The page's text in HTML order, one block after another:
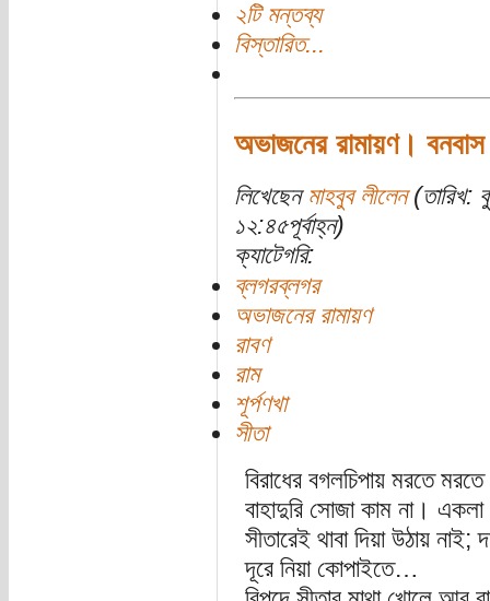
২টি মন্তব্য
বিস্তারিত...
অভাজনের রামায়ণ।
লিখেছেন মাহবুব লীলেন(তারিখ:
১২:৪৫পূর্বাহ্ন)
ক্যাটেগরি:
ব্লগরব্লগর
অভাজনের রামায়ণ
রাবণ
রাম
শূর্পণখা
সীতা
বিরাধের বগলচিপায় মরতে মরতে
বাহাদুরি সোজা কাম না।
সীতারেই থাবা দিয়া উঠায়
দূরে নিয়া কোপাইতে…